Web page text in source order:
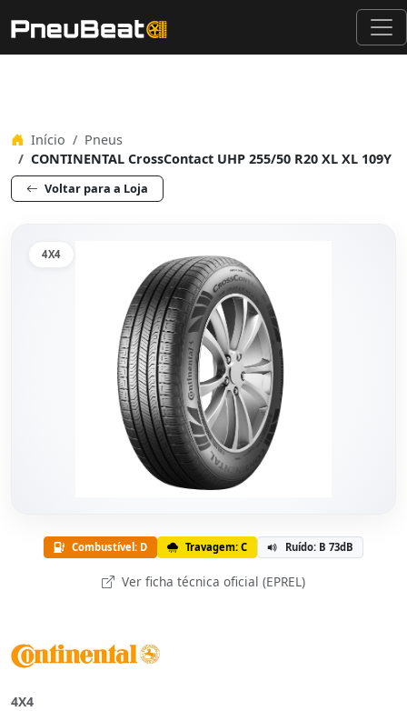
Início
Pneus
CONTINENTAL CrossContact UHP 255/50 R20 XL XL 109Y
Voltar para a Loja
4X4
Combustível: D Travagem: C Ruído: B 73dB
Ver ficha técnica oficial (EPREL)
4X4